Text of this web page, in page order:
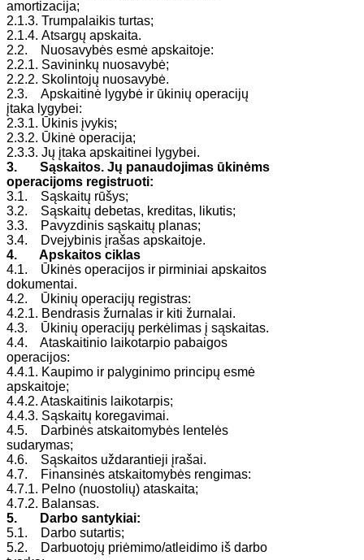
amortizacija;
2.1.3. Trumpalaikis turtas;
2.1.4. Atsargų apskaita.
2.2. Nuosavybės esmė apskaitoje:
2.2.1. Savininkų nuosavybė;
2.2.2. Skolintojų nuosavybė.
2.3. Apskaitinė lygybė ir ūkinių operacijų
įtaka lygybei:
2.3.1. Ūkinis įvykis;
2.3.2. Ūkinė operacija;
2.3.3. Jų įtaka apskaitinei lygybei.
3.
Sąskaitos. Jų panaudojimas ūkinėms
operacijoms registruoti:
3.1. Sąskaitų rūšys;
3.2. Sąskaitų debetas, kreditas, likutis;
3.3. Pavyzdinis sąskaitų planas;
3.4. Dvejybinis įrašas apskaitoje.
4. Apskaitos ciklas
4.1. Ūkinės operacijos ir pirminiai apskaitos
dokumentai.
4.2. Ūkinių operacijų registras:
4.2.1. Bendrasis žurnalas ir kiti žurnalai.
4.3. Ūkinių operacijų perkėlimas į sąskaitas.
4.4. Ataskaitinio laikotarpio pabaigos
operacijos:
4.4.1. Kaupimo ir palyginimo principų esmė
apskaitoje;
4.4.2. Ataskaitinis laikotarpis;
4.4.3. Sąskaitų koregavimai.
4.5. Darbinės atskaitomybės lentelės
sudarymas;
4.6. Sąskaitos uždarantieji įrašai.
4.7. Finansinės atskaitomybės rengimas:
4.7.1. Pelno (nuostolių) ataskaita;
4.7.2. Balansas.
5. Darbo santykiai:
5.1. Darbo sutartis;
5.2. Darbuotojų priėmimo/atleidimo iš darbo